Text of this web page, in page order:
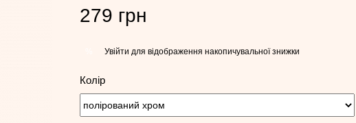
279 грн
Увійти для відображення накопичувальної знижки
Колір